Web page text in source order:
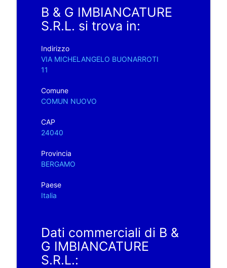
B & G IMBIANCATURE
S.R.L. si trova in:
Indirizzo
VIA MICHELANGELO BUONARROTI
11
Comune
COMUN NUOVO
CAP
24040
Provincia
BERGAMO
Paese
Italia
Dati commerciali di B &
G IMBIANCATURE
S.R.L.: